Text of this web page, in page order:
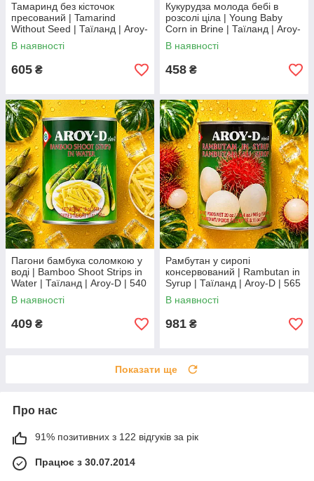
Тамаринд без кісточок
пресований | Tamarind
Without Seed | Таїланд | Aroy-
D | 454 г XC
В наявності
605 ₴
Кукурудза молода бебі в
розсолі ціла | Young Baby
Corn in Brine | Таїланд | Aroy-
D | 425 г | Ідеальна для
азійських страв XC
В наявності
458 ₴
Пагони бамбука соломкою у
воді | Bamboo Shoot Strips in
Water | Таїланд | Aroy-D | 540
г | Готові для азійських страв
XC
В наявності
409 ₴
Рамбутан у сиропі
консервований | Rambutan in
Syrup | Таїланд | Aroy-D | 565
г | Екзотичний тропічний
десерт XC
В наявності
981 ₴
Показати ще
Про нас
91% позитивних з 122 відгуків за рік
Працює з 30.07.2014